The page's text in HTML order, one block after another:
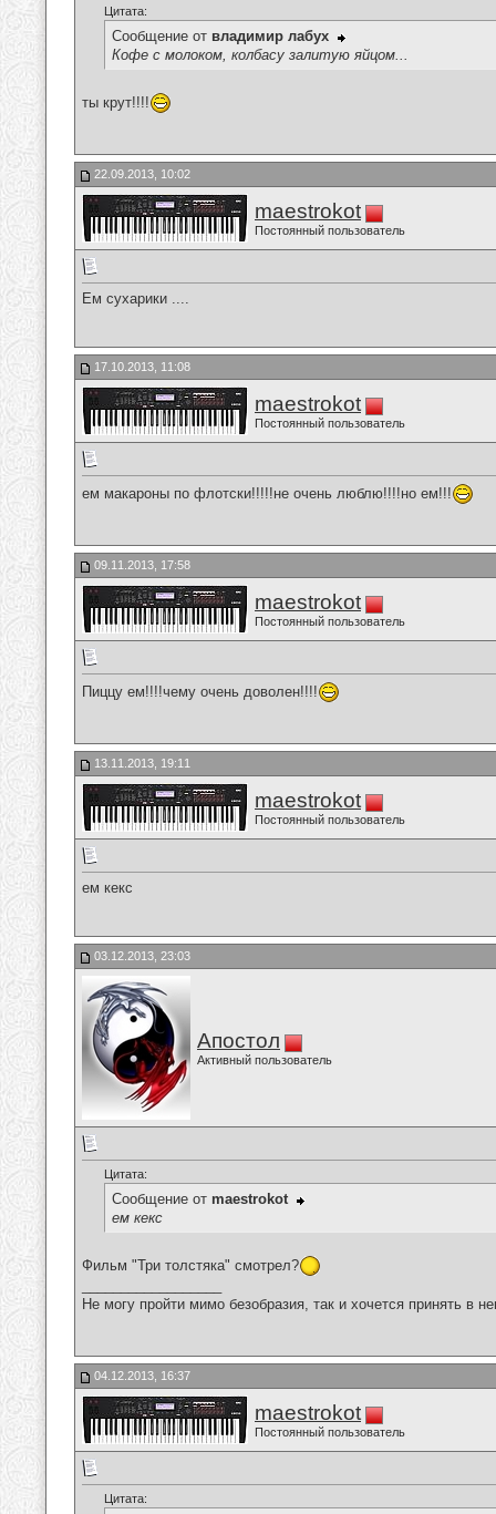
Цитата:
Сообщение от владимир лабух
Кофе с молоком, колбасу залитую яйцом...
ты крут!!!!
22.09.2013, 10:02
maestrokot
Постоянный пользователь
Ем сухарики ....
17.10.2013, 11:08
maestrokot
Постоянный пользователь
ем макароны по флотски!!!!!не очень люблю!!!!но ем!!!
09.11.2013, 17:58
maestrokot
Постоянный пользователь
Пиццу ем!!!!чему очень доволен!!!!
13.11.2013, 19:11
maestrokot
Постоянный пользователь
ем кекс
03.12.2013, 23:03
Апостол
Активный пользователь
Цитата:
Сообщение от maestrokot
ем кекс
Фильм "Три толстяка" смотрел?
Не могу пройти мимо безобразия, так и хочется принять в
04.12.2013, 16:37
maestrokot
Постоянный пользователь
Цитата: